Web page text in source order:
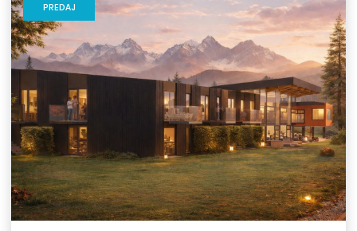
PREDAJ